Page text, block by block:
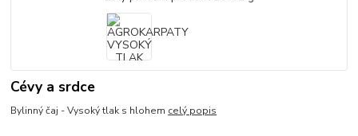
Cévy a srdce
Bylinný čaj - Vysoký tlak s hlohem celý popis